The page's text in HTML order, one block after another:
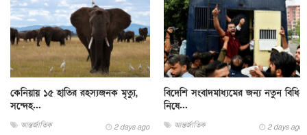
কেনিয়ায় ১৫ হাতির রহস্যজনক মৃত্যু,
সন্দেহ...
আন্তর্জাতিক 2 days ago
বিদেশি সংবাদমাধ্যমের জন্য নতুন বিধি-
নিষে...
আন্তর্জাতিক 2 days ago